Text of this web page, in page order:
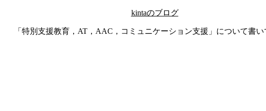
kintaのブログ
「特別支援教育，AT，AAC，コミュニケーション支援」について書